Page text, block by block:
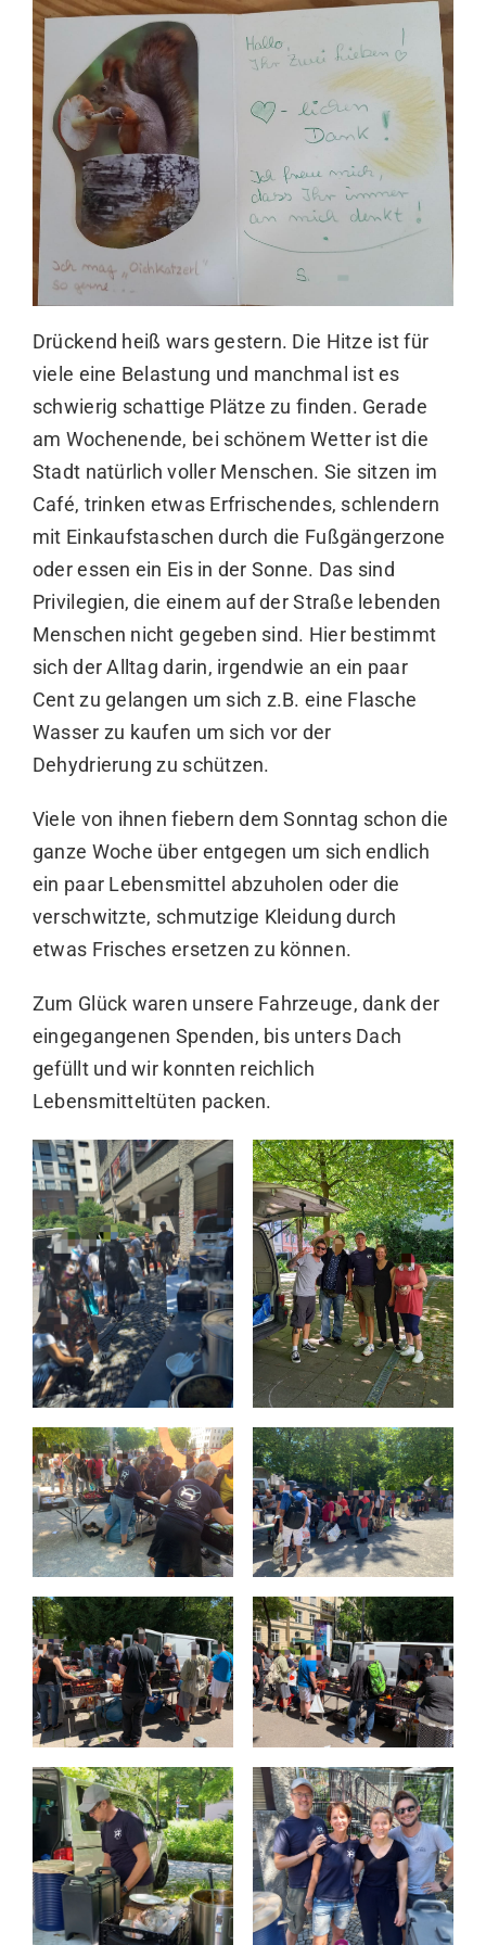
Drückend heiß wars gestern. Die Hitze ist für
viele eine Belastung und manchmal ist es
schwierig schattige Plätze zu finden. Gerade
am Wochenende, bei schönem Wetter ist die
Stadt natürlich voller Menschen. Sie sitzen im
Café, trinken etwas Erfrischendes, schlendern
mit Einkaufstaschen durch die Fußgängerzone
oder essen ein Eis in der Sonne. Das sind
Privilegien, die einem auf der Straße lebenden
Menschen nicht gegeben sind. Hier bestimmt
sich der Alltag darin, irgendwie an ein paar
Cent zu gelangen um sich z.B. eine Flasche
Wasser zu kaufen um sich vor der
Dehydrierung zu schützen.
Viele von ihnen fiebern dem Sonntag schon die
ganze Woche über entgegen um sich endlich
ein paar Lebensmittel abzuholen oder die
verschwitzte, schmutzige Kleidung durch
etwas Frisches ersetzen zu können.
Zum Glück waren unsere Fahrzeuge, dank der
eingegangenen Spenden, bis unters Dach
gefüllt und wir konnten reichlich
Lebensmitteltüten packen.